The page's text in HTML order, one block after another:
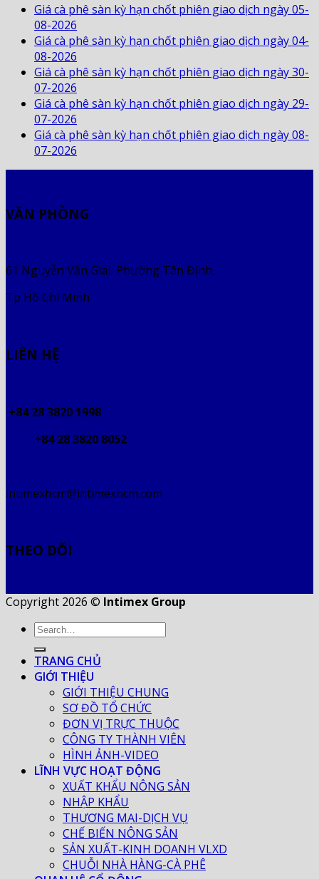
Giá cà phê sàn kỳ hạn chốt phiên giao dịch ngày 05-
08-2026
Giá cà phê sàn kỳ hạn chốt phiên giao dịch ngày 04-
08-2026
Giá cà phê sàn kỳ hạn chốt phiên giao dịch ngày 30-
07-2026
Giá cà phê sàn kỳ hạn chốt phiên giao dịch ngày 29-
07-2026
Giá cà phê sàn kỳ hạn chốt phiên giao dịch ngày 08-
07-2026
VĂN PHÒNG
61 Nguyễn Văn Giai, Phường Tân Định,
Tp Hồ Chí Minh
LIÊN HỆ
+84 28 3820 1998
+84 28 3820 8052
intimexhcm@intimexhcm.com
THEO DÕI
Copyright 2026 © Intimex Group
TRANG CHỦ
GIỚI THIỆU
GIỚI THIỆU CHUNG
SƠ ĐỒ TỔ CHỨC
ĐƠN VỊ TRỰC THUỘC
CÔNG TY THÀNH VIÊN
HÌNH ẢNH-VIDEO
LĨNH VỰC HOẠT ĐỘNG
XUẤT KHẨU NÔNG SẢN
NHẬP KHẨU
THƯƠNG MẠI-DỊCH VỤ
CHẾ BIẾN NÔNG SẢN
SẢN XUẤT-KINH DOANH VLXD
CHUỖI NHÀ HÀNG-CÀ PHÊ